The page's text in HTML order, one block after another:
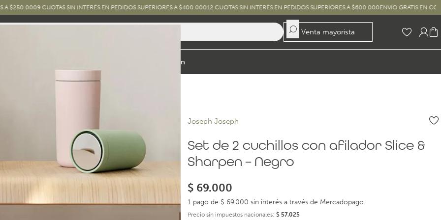
CUOTAS SIN INTERÉS EN PEDIDOS SUPERIORES A $400.00012 CUOTAS SIN INTERÉS EN PEDIDOS SUPERIORES A $600.000ENVÍO GRATIS EN COMPRAS
Venta mayorista
Inspiración
Joseph Joseph
Set de 2 cuchillos con afilador Slice &
Sharpen – Negro
$ 69.000
1 pago de $ 69.000 sin interés a través de Mercadopago.
Precio sin impuestos nacionales:$ 57.025